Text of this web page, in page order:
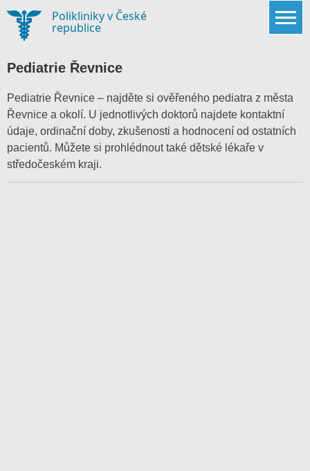
content
Polikliniky v České
republice
Pediatrie Řevnice
Pediatrie Řevnice – najděte si ověřeného pediatra z města
Řevnice a okolí. U jednotlivých doktorů najdete kontaktní
údaje, ordinační doby, zkušenosti a hodnocení od ostatních
pacientů. Můžete si prohlédnout také dětské lékaře v
středočeském kraji.